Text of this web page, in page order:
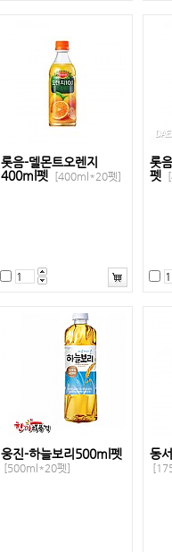
롯음-델몬트오렌지
400ml펫
[400ml*20펫]
롯
펫
웅진-하늘보리500ml펫
[500ml*20펫]
동